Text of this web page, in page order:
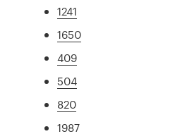
1241
1650
409
504
820
1987